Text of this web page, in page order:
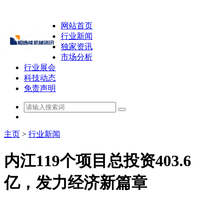
网站首页
行业新闻
独家资讯
市场分析
行业展会
科技动态
免责声明
主页 > 行业新闻
内江119个项目总投资403.6
亿，发力经济新篇章